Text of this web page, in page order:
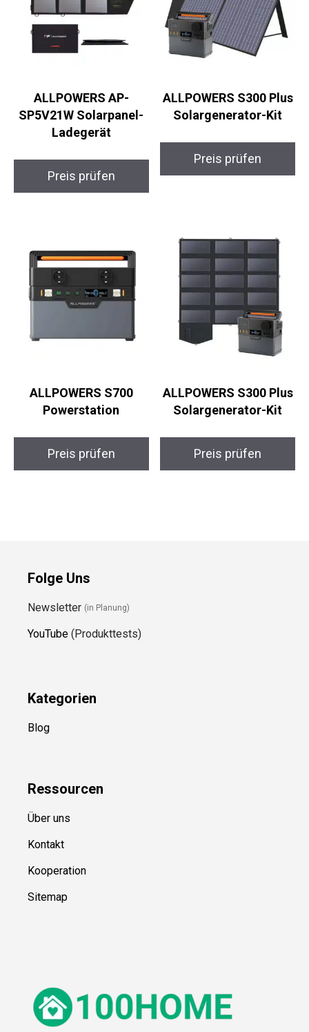
ALLPOWERS AP-
SP5V21W Solarpanel-
Ladegerät
Preis prüfen
ALLPOWERS S300 Plus
Solargenerator-Kit
Preis prüfen
ALLPOWERS S700
Powerstation
Preis prüfen
ALLPOWERS S300 Plus
Solargenerator-Kit
Preis prüfen
Folge Uns
Newsletter (in Planung)
YouTube (Produkttests)
Kategorien
Blog
Ressourcen
Über uns
Kontakt
Kooperation
Sitemap